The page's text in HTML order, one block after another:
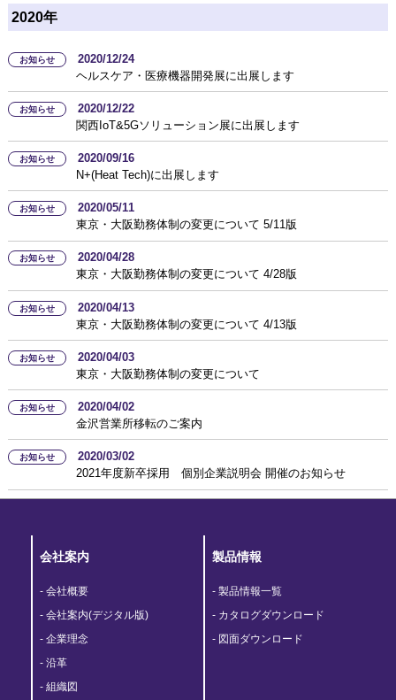
2020年
お知らせ
2020/12/24
ヘルスケア・医療機器開発展に出展します
お知らせ
2020/12/22
関西IoT&5Gソリューション展に出展します
お知らせ
2020/09/16
N+(Heat Tech)に出展します
お知らせ
2020/05/11
東京・大阪勤務体制の変更について 5/11版
お知らせ
2020/04/28
東京・大阪勤務体制の変更について 4/28版
お知らせ
2020/04/13
東京・大阪勤務体制の変更について 4/13版
お知らせ
2020/04/03
東京・大阪勤務体制の変更について
お知らせ
2020/04/02
金沢営業所移転のご案内
お知らせ
2020/03/02
2021年度新卒採用 個別企業説明会 開催のお知らせ
会社案内
会社概要
会社案内(デジタル版)
企業理念
沿革
組織図
製品情報
製品情報一覧
カタログダウンロード
図面ダウンロード